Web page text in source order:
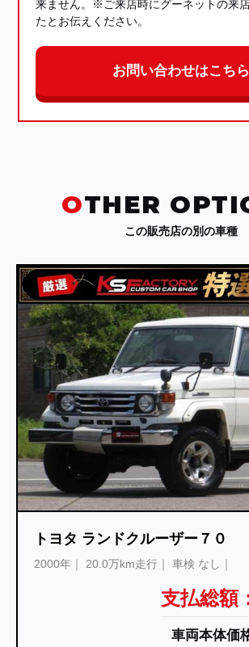
来ません。※ご来店時にグーネットの来
たとお伝えください。
お問い合わせはこちら
OTHER
この販売店の別の車種
トヨタ ランドクルーザー７０
2000年 20.0万km走行 車検 なし
支払総額
車両本体価